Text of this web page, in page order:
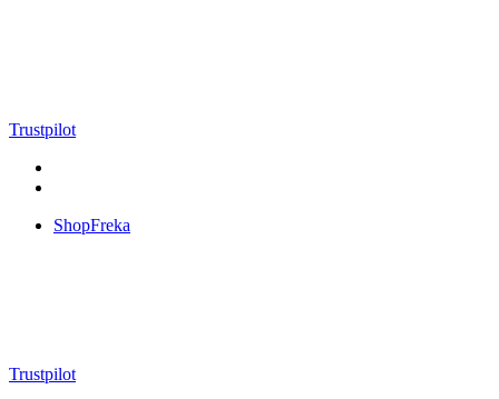
Trustpilot
ShopFreka
Trustpilot